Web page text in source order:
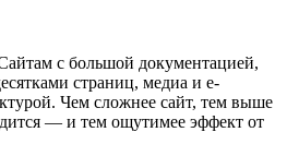
с большой документацией,
страниц, медиа и e-
Чем сложнее сайт, тем выше
— и тем ощутимее эффект от